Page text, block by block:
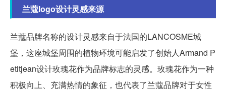
兰蔻logo设计灵感来源
兰蔻品牌名称的设计灵感来自于法国的LANCOSME城
堡，这座城堡周围的植物环境可能启发了创始人Armand P
etitjean设计玫瑰花作为品牌标志的灵感。玫瑰花作为一种
积极向上、充满热情的象征，也代表了兰蔻品牌对于女性